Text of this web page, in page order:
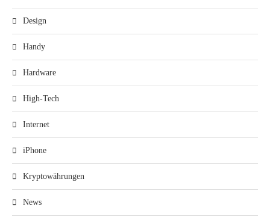
Design
Handy
Hardware
High-Tech
Internet
iPhone
Kryptowährungen
News